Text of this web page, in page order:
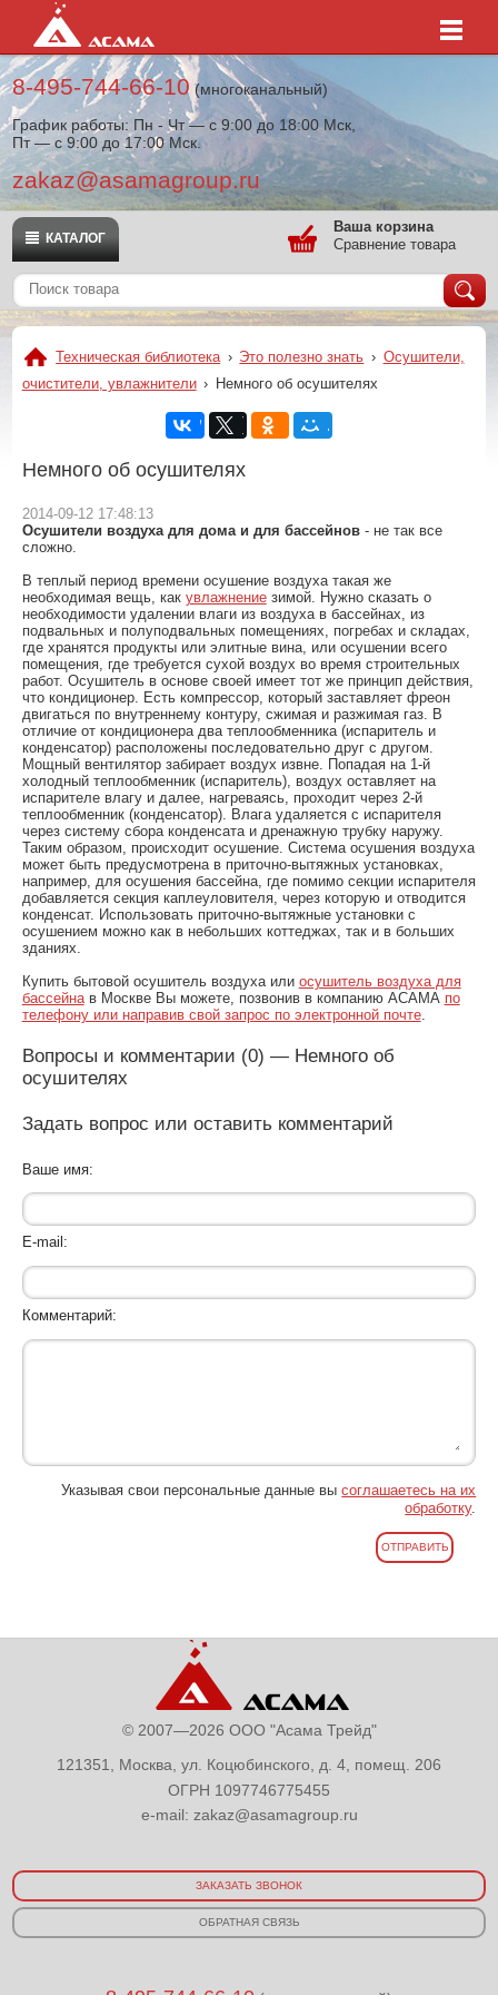
8-495-744-66-10(многоканальный)
График работы: Пн - Чт — с 9:00 до 18:00 Мск,
Пт — с 9:00 до 17:00 Мск.
zakaz@asamagroup.ru
КАТАЛОГ
Ваша корзина
Сравнение товара
Техническая библиотека › Это полезно знать › Осушители,
очистители, увлажнители › Немного об осушителях
Немного об осушителях
2014-09-12 17:48:13
Осушители воздуха для дома и для бассейнов- не так все
сложно.
В теплый период времени осушение воздуха такая же
необходимая вещь, как увлажнениезимой. Нужно сказать о
необходимости удалении влаги из воздуха в бассейнах, из
подвальных и полуподвальных помещениях, погребах и складах,
где хранятся продукты или элитные вина, или осушении всего
помещения, где требуется сухой воздух во время строительных
работ. Осушитель в основе своей имеет тот же принцип действия,
что кондиционер. Есть компрессор, который заставляет фреон
двигаться по внутреннему контуру, сжимая и разжимая газ. В
отличие от кондиционера два теплообменника (испаритель и
конденсатор) расположены последовательно друг с другом.
Мощный вентилятор забирает воздух извне. Попадая на 1-й
холодный теплообменник (испаритель), воздух оставляет на
испарителе влагу и далее, нагреваясь, проходит через 2-й
теплообменник (конденсатор). Влага удаляется с испарителя
через систему сбора конденсата и дренажную трубку наружу.
Таким образом, происходит осушение. Система осушения воздуха
может быть предусмотрена в приточно-вытяжных установках,
например, для осушения бассейна, где помимо секции испарителя
добавляется секция каплеуловителя, через которую и отводится
конденсат. Использовать приточно-вытяжные установки с
осушением можно как в небольших коттеджах, так и в больших
зданиях.
Купить бытовой осушитель воздуха или осушитель воздуха для
бассейнав Москве Вы можете, позвонив в компанию АСАМА по
телефону или направив свой запрос по электронной почте.
Вопросы и комментарии (0) — Немного об
осушителях
Задать вопрос или оставить комментарий
Ваше имя:
E-mail:
Комментарий:
Указывая свои персональные данные высоглашаетесь на их
обработку.
© 2007—2026 ООО "Асама Трейд"
121351, Москва, ул. Коцюбинского, д. 4, помещ. 206
ОГРН 1097746775455
e-mail: zakaz@asamagroup.ru
ЗАКАЗАТЬ ЗВОНОК
ОБРАТНАЯ СВЯЗЬ